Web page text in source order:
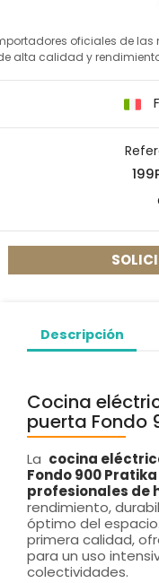
oficiales de
alta calidad y
Descripción
Cocina
puerta Fondo
La cocina
Fondo 900 Pratika
profesionales de
rendimiento,
óptimo del
primera calidad,
para un uso
colectividades.